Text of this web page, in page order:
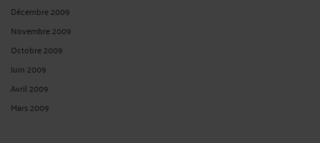
Décembre 2009
Novembre 2009
Octobre 2009
Juin 2009
Avril 2009
Mars 2009